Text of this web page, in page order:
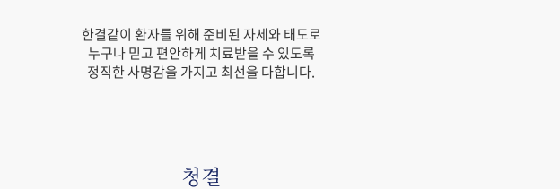
한결같이 환자를 위해 준비된 자세와 태도로
누구나 믿고 편안하게 치료받을 수 있도록
정직한 사명감을 가지고 최선을 다합니다.
청결